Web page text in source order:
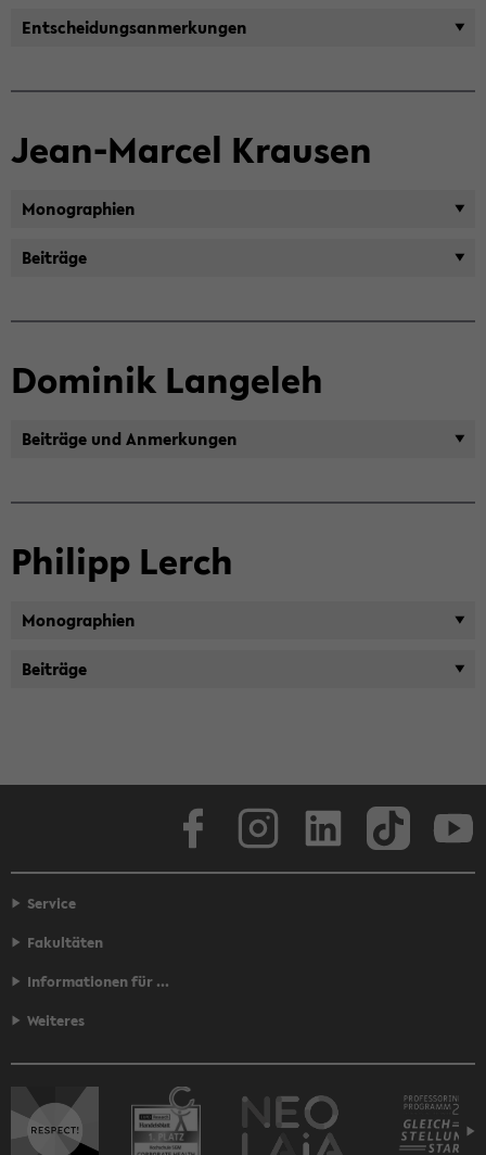
Ent­schei­dungs­an­mer­kun­gen
Jean-​Marcel Krau­sen
Mo­no­gra­phien
Bei­trä­ge
Do­mi­nik Lan­ge­leh
Bei­trä­ge und An­mer­kun­gen
Phil­ipp Lerch
Mo­no­gra­phien
Bei­trä­ge
Face­book
Service
Fakultäten
Informationen für ...
Weiteres